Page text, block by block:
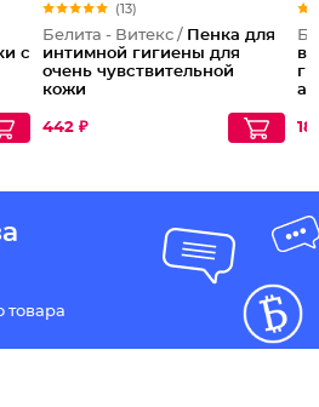
с
(13)
Белита - Витекс / Пенка для
интимной гигиены для
очень чувствительной
кожи
442 ₽
товара